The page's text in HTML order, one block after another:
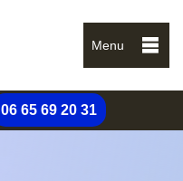
Menu
06 65 69 20 31